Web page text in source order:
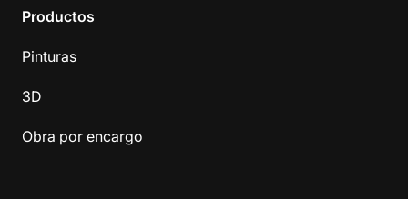
Productos
Pinturas
3D
Obra por encargo